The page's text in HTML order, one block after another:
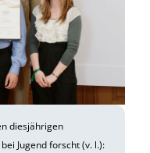
diesjährigen
Jugend forscht (v. l.):